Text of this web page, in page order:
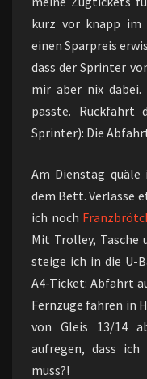
kurz vor knapp im
einen Sparpreis
dass der Sprinter
mir aber nix
passte. Rückfahrt
Sprinter): Die
Am Dienstag
dem Bett. Verlasse
ich noch
Mit Trolley, Tasche
steige ich in die U-
A4-Ticket: Abfahrt
Fernzüge fahren in
von Gleis 13/14
aufregen, dass
muss?!